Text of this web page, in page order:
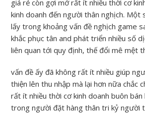
giá rẻ còn gợi mở rất ít nhiều thời cơ
kinh doanh đến người thân nghịch. Một
lấy trong khoảng vấn đề nghịch game
khắc phục tân and phát triển nhiều số
liên quan tới quy định, thế đổi mê mệt
vấn đề ấy đã không rất ít nhiều giúp
thiện lên thu nhập mà lại hơn nữa chắc
rất ít nhiều thời cơ kinh doanh buôn
trong người đặt hàng thân tri kỷ người